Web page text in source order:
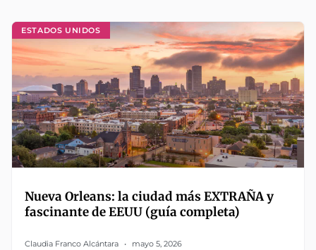
ESTADOS UNIDOS
Nueva Orleans: la ciudad más EXTRAÑA y
fascinante de EEUU (guía completa)
Claudia Franco Alcántara mayo 5, 2026